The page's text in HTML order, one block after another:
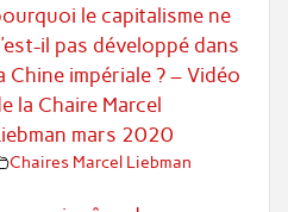
le capitalisme ne
il pas développé dans
Chine impériale ? – Vidéo
la Chaire Marcel
mars 2020
Chaires Marcel Liebman